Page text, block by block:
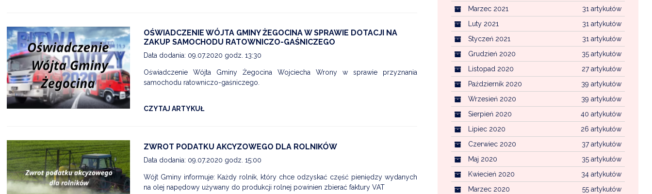
OŚWIADCZENIE WÓJTA GMINY ŻEGOCINA W SPRAWIE DOTACJI NA
ZAKUP SAMOCHODU RATOWNICZO-GAŚNICZEGO
Data dodania: 09.07.2020 godz. 13:30
Oświadczenie Wójta Gminy Żegocina Wojciecha Wrony w sprawie przyznania
samochodu ratowniczo-gaśniczego.
CZYTAJ ARTYKUŁ
ZWROT PODATKU AKCYZOWEGO DLA ROLNIKÓW
Data dodania: 09.07.2020 godz. 15:00
Wójt Gminy informuje: Każdy rolnik, który chce odzyskać część pieniędzy wydanych
na olej napędowy używany do produkcji rolnej powinien zbierać faktury VAT
31 artykułów
Marzec 2021
31 artykułów
Luty 2021
31 artykułów
Styczeń 2021
35 artykułów
Grudzień 2020
27 artykułów
Listopad 2020
39 artykułów
Październik 2020
39 artykułów
Wrzesień 2020
40 artykułów
Sierpień 2020
26 artykułów
Lipiec 2020
37 artykułów
Czerwiec 2020
35 artykułów
Maj 2020
34 artykułów
Kwiecień 2020
55 artykułów
Marzec 2020